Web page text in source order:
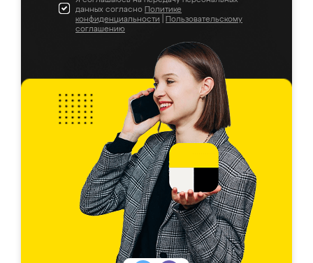
данных согласно Политике
конфиденциальности
Пользовательскому
соглашению